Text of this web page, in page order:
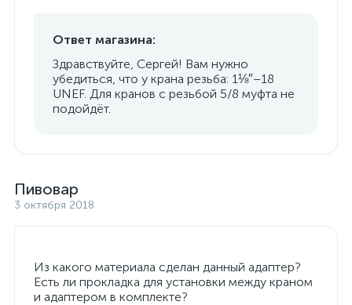
Ответ магазина:
Здравствуйте, Сергей! Вам нужно
убедиться, что у крана резьба: 1⅛″–18
UNEF. Для кранов с резьбой 5/8 муфта не
подойдёт.
Пивовар
3 октября 2018
Из какого материала сделан данный адаптер?
Есть ли прокладка для установки между краном
и адаптером в комплекте?